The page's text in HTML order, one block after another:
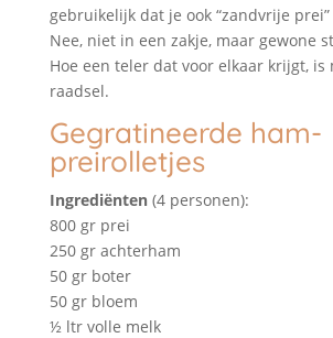
gebruikelijk dat je ook “zandvrije
Nee, niet in een zakje, maar gewone
Hoe een teler dat voor elkaar krijgt, is
raadsel.
Gegratineerde ham-
preirolletjes
Ingrediënten(4 personen):
800 gr prei
250 gr achterham
50 gr boter
50 gr bloem
½ ltr volle melk